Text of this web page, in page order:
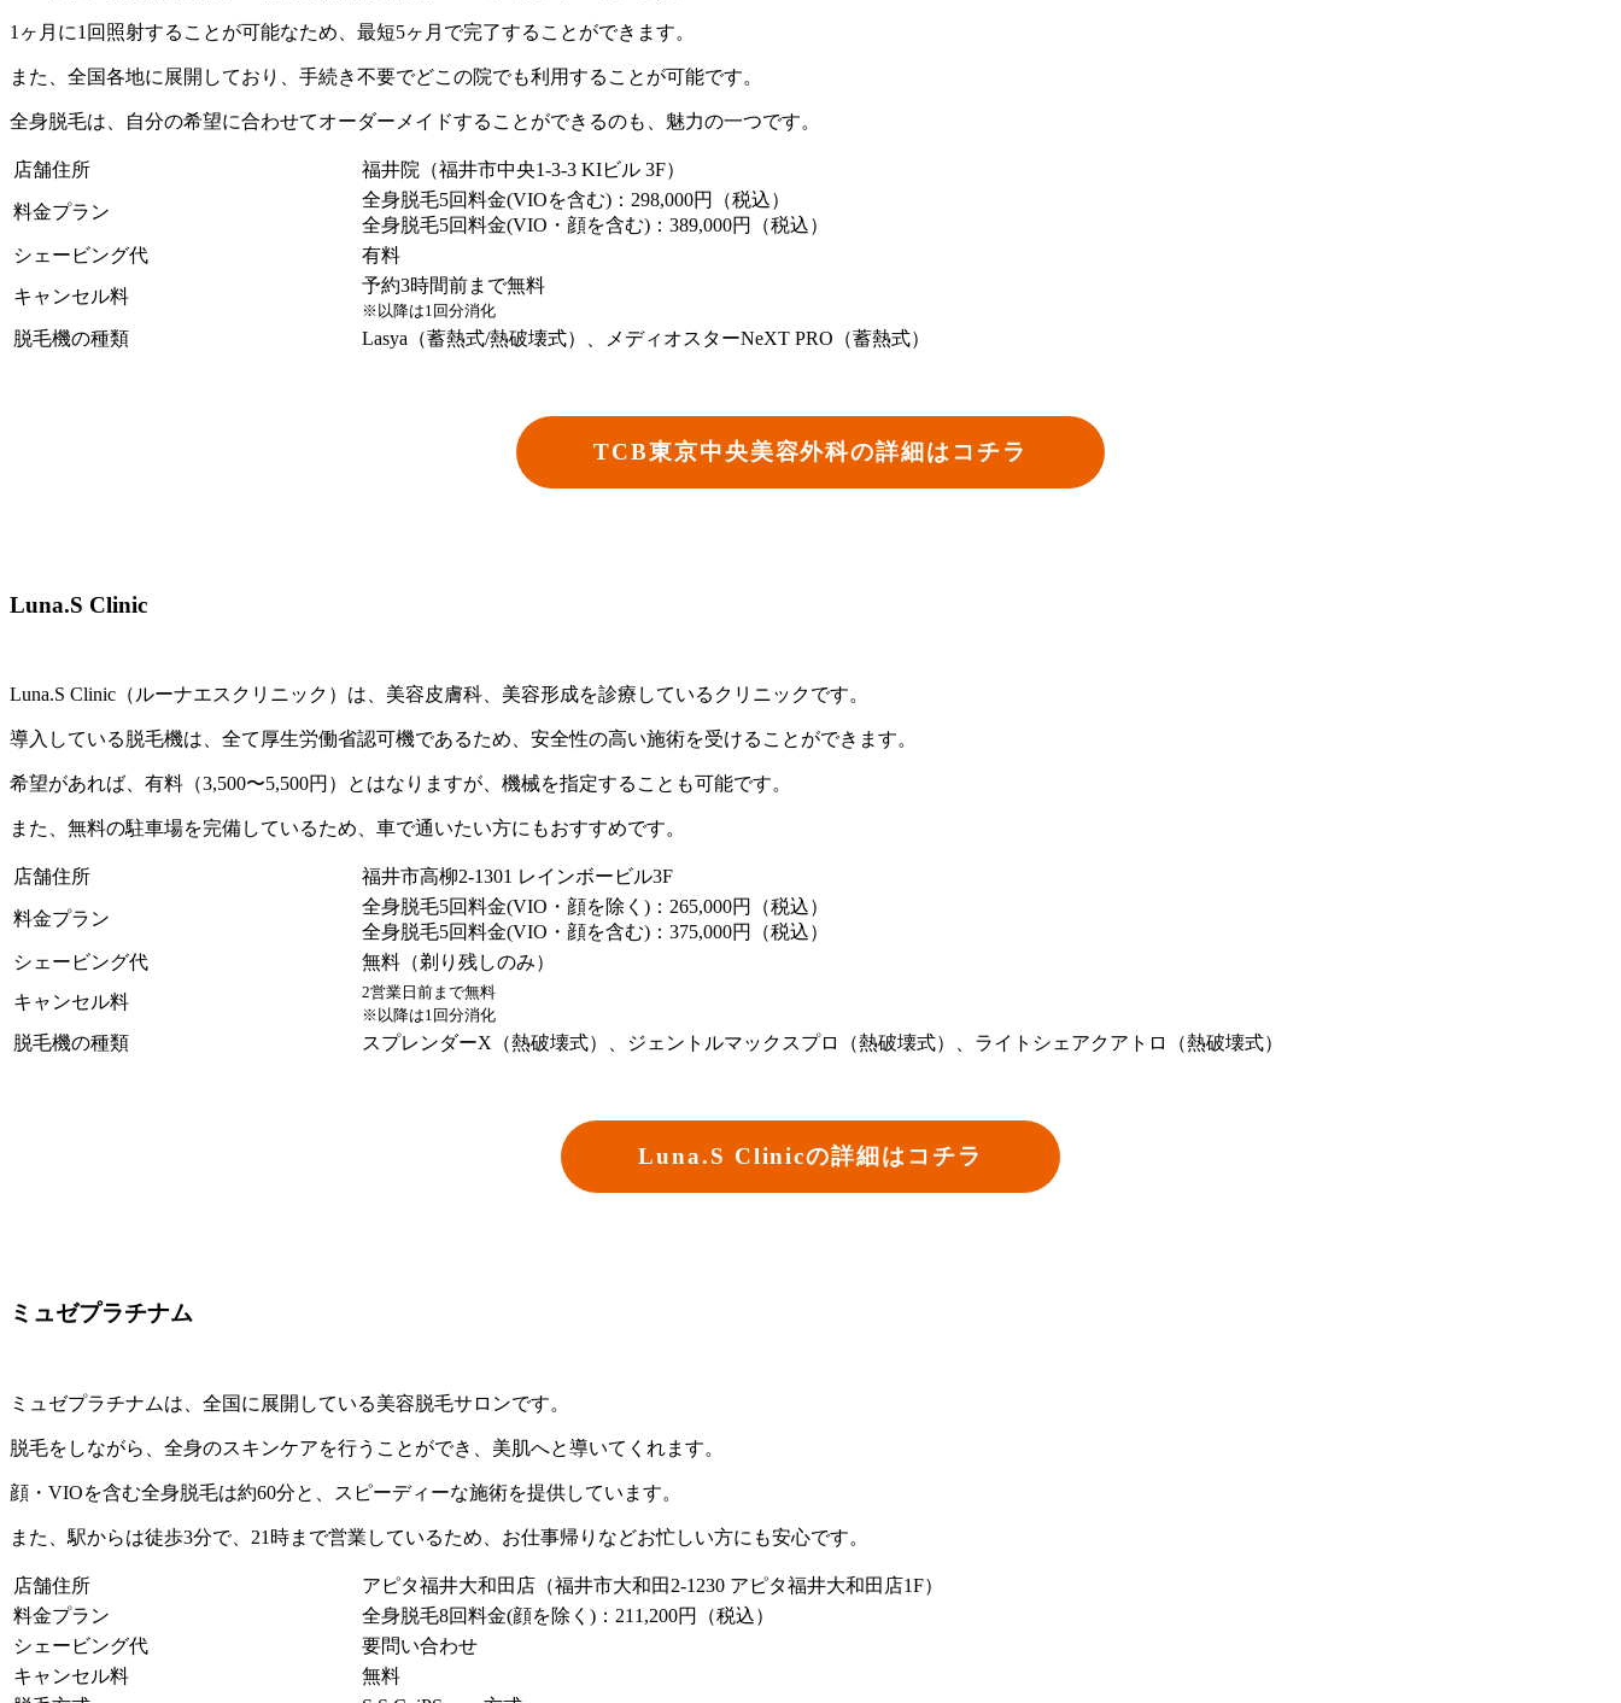
1ヶ月に1回照射することが可能なため、最短5ヶ月で完了することができます。
また、全国各地に展開しており、手続き不要でどこの院でも利用することが可能です。
全身脱毛は、自分の希望に合わせてオーダーメイドすることができるのも、魅力の一つです。
店舗住所 福井院（福井市中央1-3-3 KIビル 3F）
料金プラン
全身脱毛5回料金(VIOを含む)：298,000円（税込）
全身脱毛5回料金(VIO・顔を含む)：389,000円（税込）
シェービング代
有料
キャンセル料
予約3時間前まで無料
※以降は1回分消化
脱毛機の種類 Lasya（蓄熱式/熱破壊式）、メディオスターNeXT PRO（蓄熱式）
TCB東京中央美容外科の詳細はコチラ
Luna.S Clinic
Luna.S Clinic（ルーナエスクリニック）は、美容皮膚科、美容形成を診療しているクリニックです。
導入している脱毛機は、全て厚生労働省認可機であるため、安全性の高い施術を受けることができます。
希望があれば、有料（3,500〜5,500円）とはなりますが、機械を指定することも可能です。
また、無料の駐車場を完備しているため、車で通いたい方にもおすすめです。
店舗住所 福井市高柳2-1301 レインボービル3F
料金プラン
全身脱毛5回料金(VIO・顔を除く)：265,000円（税込）
全身脱毛5回料金(VIO・顔を含む)：375,000円（税込）
シェービング代
無料（剃り残しのみ）
キャンセル料
2営業日前まで無料
※以降は1回分消化
脱毛機の種類 スプレンダーX（熱破壊式）、ジェントルマックスプロ（熱破壊式）、ライトシェアクアトロ（熱破壊式）
Luna.S Clinicの詳細はコチラ
ミュゼプラチナム
ミュゼプラチナムは、全国に展開している美容脱毛サロンです。
脱毛をしながら、全身のスキンケアを行うことができ、美肌へと導いてくれます。
顔・VIOを含む全身脱毛は約60分と、スピーディーな施術を提供しています。
また、駅からは徒歩3分で、21時まで営業しているため、お仕事帰りなどお忙しい方にも安心です。
店舗住所
アピタ福井大和田店（福井市大和田2-1230 アピタ福井大和田店1F）
料金プラン
全身脱毛8回料金(顔を除く)：211,200円（税込）
シェービング代
要問い合わせ
キャンセル料
無料